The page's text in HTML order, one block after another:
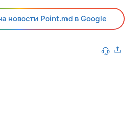
новости Point.md в Google